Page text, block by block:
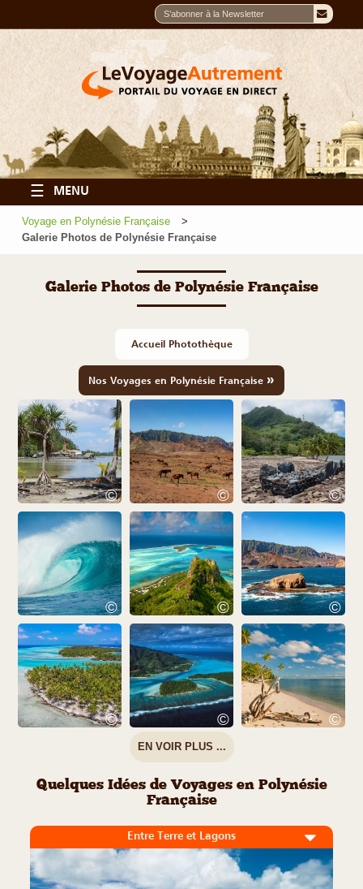
☰ MENU
Voyage en Polynésie Française
Galerie Photos de Polynésie Française
Galerie Photos de Polynésie Française
Accueil Photothèque
Nos Voyages en Polynésie Française »
© © ©
© © ©
© © ©
EN VOIR PLUS ...
Quelques Idées de Voyages en Polynésie
Française
Entre Terre et Lagons